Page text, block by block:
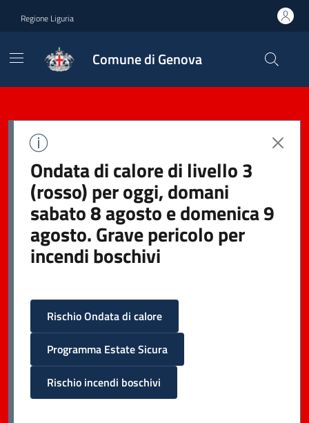
Regione Liguria
Comune di Genova
Ondata di calore di livello 3
(rosso) per oggi, domani
sabato 8 agosto e domenica 9
agosto. Grave pericolo per
incendi boschivi
Rischio Ondata di calore
Programma Estate Sicura
Rischio incendi boschivi